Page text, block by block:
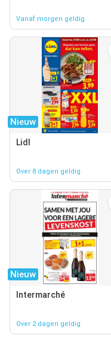
Vanaf morgen geldig
Nieuw
Lidl
Over 8 dagen geldig
Nieuw
Intermarché
Over 2 dagen geldig